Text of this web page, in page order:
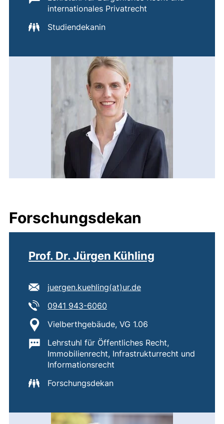
internationales Privatrecht
Studiendekanin
Forschungsdekan
Prof. Dr. Jürgen Kühling
E-Mail Adresse:
juergen.kuehling​(at)​ur.de(öffnet Ihr E-Mail-
Tel:
0941 943-6060
Standort:
Vielberthgebäude, VG 1.06
Wichtige Informationen:
Lehrstuhl für Öffentliches Recht,
Immobilienrecht, Infrastrukturrecht und
Informationsrecht
Forschungsdekan